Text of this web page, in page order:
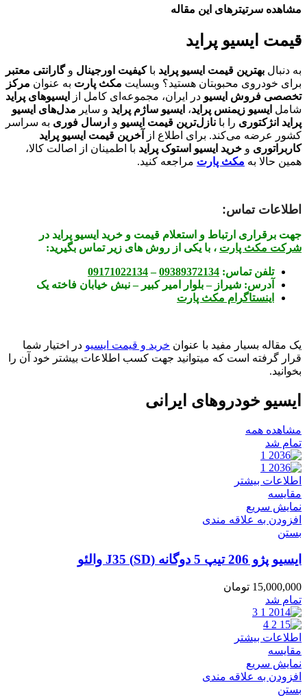
مشاهده سرتیترهای این مقاله
قیمت ایسیو پراید
به دنبال بهترین قیمت ایسیو پراید باکیفیت اورجینال وگارانتی معتبر
برای خودروی محبوبتان هستید؟ وبسایت مکث پارت به عنوان مرکز
تخصصی فروش ایسیو در ایران، مجموعه‌ای کامل از
ایسیوهای پراید
شامل ایسیو زیمنس پراید، ایسیو ساژم پراید و سایر مدل‌های ایسیو
پراید انژکتوری را با نازل‌ترین قیمت ایسیو و ارسال فوری به سراسر
کشور عرضه می‌کند. برای اطلاع از
آخرین قیمت ایسیو پراید
کاربراتوری و خرید ایسیو استوک پراید با اطمینان از اصالت کالا،
همین حالا به مکث پارت مراجعه کنید.
اطلاعات تماس:
جهت برقراری ارتباط و استعلام قیمت و خرید ایسیو پراید در
شرکت مکث پارت ، با یکی از روش های زیر تماس بگیرید:
تلفن تماس: 09389372134
–
09171022134
آدرس: شیراز – بلوار امیر کبیر – نبش خیابان فاخته یک
اینستاگرام مکث پارت
یک مقاله بسیار مفید با عنوان خرید و قیمت ایسیو در اختیار شما
قرار گرفته است که میتوانید جهت کسب اطلاعات بیشتر خود آن را
بخوانید.
ایسیو خودروهای ایرانی
مشاهده همه
تمام شد
اطلاعات بیشتر
مقایسه
نمایش سریع
افزودن به علاقه مندی
بستن
ایسیو پژو 206 تیپ 5 دوگانه (SD) J35 والئو
15,000,000 تومان
تمام شد
اطلاعات بیشتر
مقایسه
نمایش سریع
افزودن به علاقه مندی
بستن